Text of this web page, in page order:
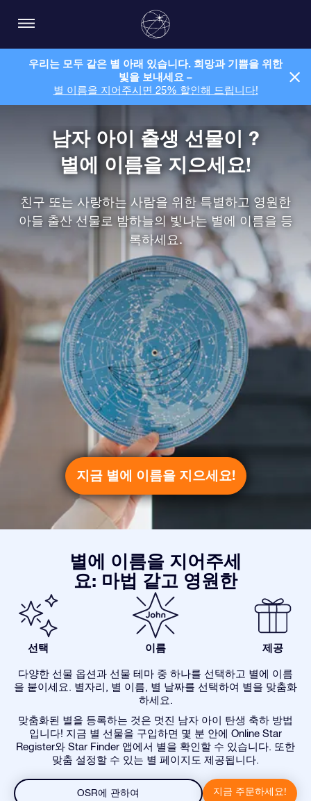
우리는 모두 같은 별 아래 있습니다. 희망과 기쁨을 위한
빛을 보내세요 –
별 이름을 지어주시면 25% 할인해 드립니다!
남자 아이 출생 선물이 ?
별에 이름을 지으세요!
친구 또는 사랑하는 사람을 위한 특별하고 영원한
아들 출산 선물로 밤하늘의 빛나는 별에 이름을 등
록하세요.
지금 별에 이름을 지으세요!
별에 이름을 지어주세
요: 마법 같고 영원한
선택 이름 제공
다양한 선물 옵션과 선물 테마 중 하나를 선택하고 별에 이름
을 붙이세요. 별자리, 별 이름, 별 날짜를 선택하여 별을 맞춤화
하세요.
맞춤화된 별을 등록하는 것은 멋진 남자 아이 탄생 축하 방법
입니다! 지금 별 선물을 구입하면 몇 분 안에 Online Star
Register와 Star Finder 앱에서 별을 확인할 수 있습니다. 또한
맞춤 설정할 수 있는 별 페이지도 제공됩니다.
OSR에 관하여 지금 주문하세요!